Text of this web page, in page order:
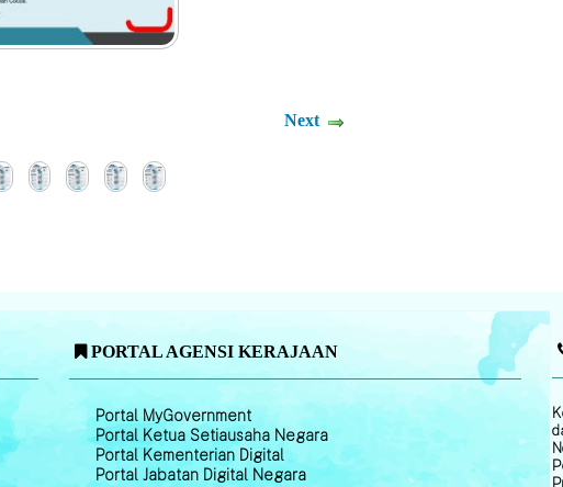
Next
PORTAL AGENSI KERAJAAN
Portal MyGovernment
Portal Ketua Setiausaha Negara
Portal Kementerian Digital
Portal Jabatan Digital Negara